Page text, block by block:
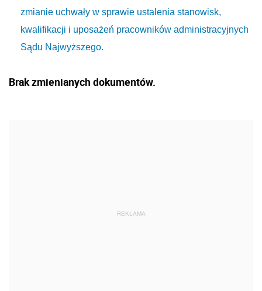
zmianie uchwały w sprawie ustalenia stanowisk,
kwalifikacji i uposażeń pracowników administracyjnych
Sądu Najwyższego.
Brak zmienianych dokumentów.